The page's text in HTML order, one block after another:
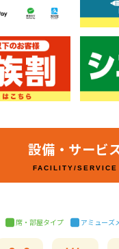
設備・サービ
FACILITY/SERVICE
席・部屋タイプ アミューズ